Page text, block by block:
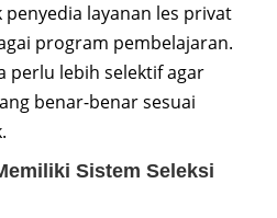
layanan les privat
program pembelajaran.
perlu lebih selektif agar
benar-benar sesuai
Sistem Seleksi